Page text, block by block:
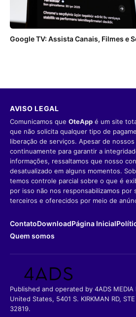
Google TV: Assista Canais, Filmes e
AVISO LEGAL
Comunicamos que OteApp é um site
que não solicita qualquer tipo de
liberação de serviços. Apesar de
continuamente para garantir a
informações, ressaltamos que nosso
desatualizado em alguns momentos.
temos controle parcial sobre o que é
por isso não nos responsabilizamos por
terceiros e oferecidos por meio de
ContatoDownloadPágina Inicial
Quem somos
Published and operated by 4ADS
United States, 5401 S. KIRKMAN RD,
32819.